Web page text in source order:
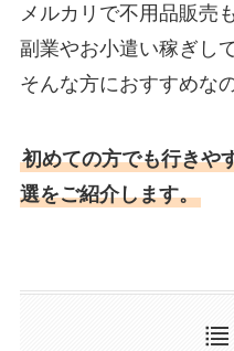
メルカリで不用品販売
副業やお小遣い稼ぎし
そんな方におすすめな
初めての方でも行きや
選をご紹介します。